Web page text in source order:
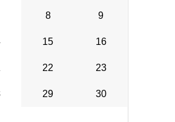
8 9
15 16
22 23
29 30